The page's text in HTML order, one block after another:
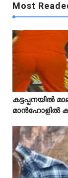
Most
  
കട്ടപ്പനയിൽ
മാൻഹോളിൽ
Mostreaded
Mostreaded